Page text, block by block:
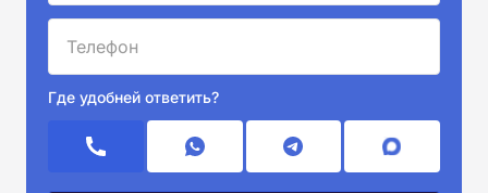
Где удобней ответить?